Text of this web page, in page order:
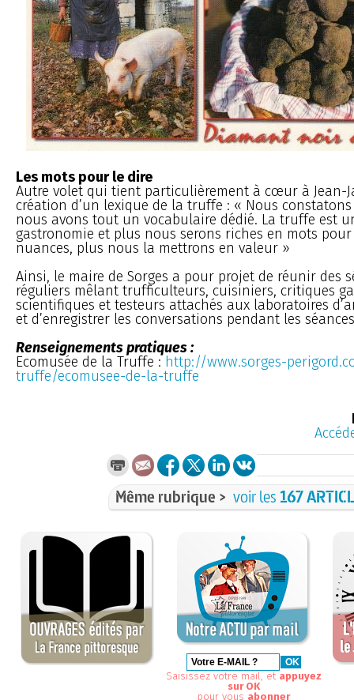
Les mots pour le dire
Autre volet qui tient particulièrement à cœur à Jean-
création d’un lexique de la truffe : « Nous
nous avons tout un vocabulaire dédié. La truffe est
gastronomie et plus nous serons riches en mots
nuances, plus nous la mettrons en valeur »
Ainsi, le maire de Sorges a pour projet de réunir des
réguliers mêlant trufficulteurs, cuisiniers, critiques
scientifiques et testeurs attachés aux laboratoires
et d’enregistrer les conversations pendant les
Renseignements pratiques :
Ecomusée de la Truffe : http://www.sorges-
truffe/ecomusee-de-la-truffe
Même rubrique > voir les 167
Saisissez votre mail, et appuyez
sur OK
pour vous abonner